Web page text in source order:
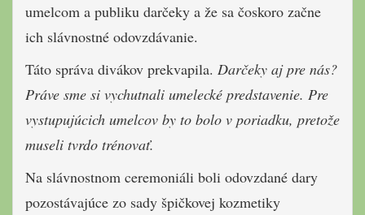
umelcom a publiku darčeky a že sa čoskoro začne
ich slávnostné odovzdávanie.
Táto správa divákov prekvapila. Darčeky aj pre nás?
Práve sme si vychutnali umelecké predstavenie. Pre
vystupujúcich umelcov by to bolo v poriadku, pretože
museli tvrdo trénovať.
Na slávnostnom ceremoniáli boli odovzdané dary
pozostávajúce zo sady špičkovej kozmetiky